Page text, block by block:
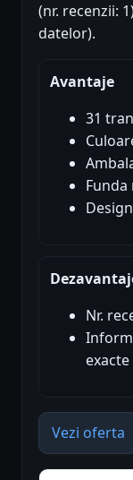
(nr. recenzii:
datelor).
Avantaje
31
Nr.
exacte
Vezi oferta